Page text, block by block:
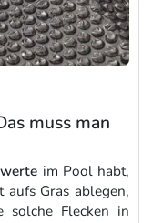
muss man
im Pool habt,
Gras ablegen,
solche Flecken in